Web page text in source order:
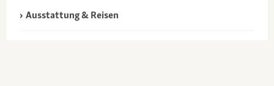
Ausstattung & Reisen